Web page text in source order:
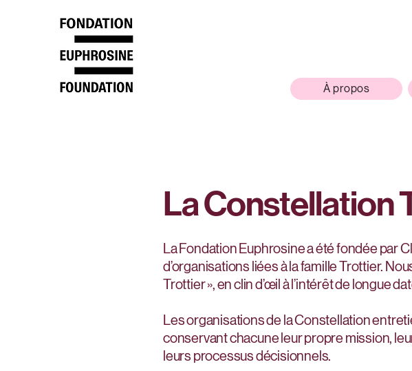
À propos
La Constellation
La Fondation Euphrosine a été fondée par
d’organisations liées à la famille Trottier.
Trottier », en clin d’œil à l’intérêt de longue
Les organisations de la Constellation
conservant chacune leur propre mission,
leurs processus décisionnels.